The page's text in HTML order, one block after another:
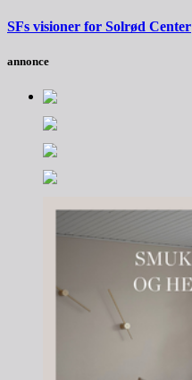
SFs visioner for Solrød Center
annonce